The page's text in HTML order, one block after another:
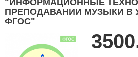
"ИНФОРМАЦИОННЫЕ
ПРЕПОДАВАНИИ МУЗЫКИ В
ФГОС"